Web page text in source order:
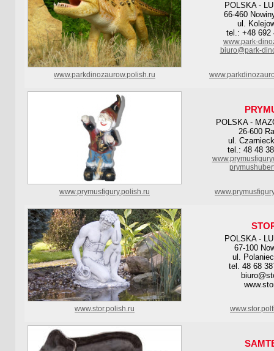
POLSKA -
66-460
ul.
tel.: +48 692
www.park-
biuro@park-
www.parkdinozaurow.polish.ru
POLSKA -
26-600
ul.
tel.: 48 48
www.prymusfigury.polish.ru
POLSKA -
67-100
ul.
tel. 48 68
www.stor.polish.ru